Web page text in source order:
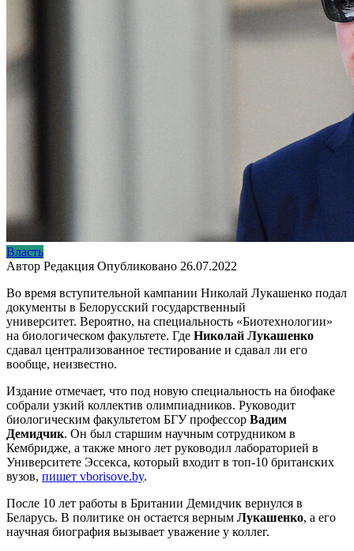
Власть
Автор Редакция Опубликовано 26.07.2022
Во время вступительной кампании Николай Лукашенко подал
документы в Белорусский государственный
университет. Вероятно, на специальность «Биотехнологии»
на биологическом факультете. Где Николай Лукашенко
сдавал централизованное тестирование и сдавал ли его
вообще, неизвестно.
Издание отмечает, что под новую специальность на биофаке
собрали узкий коллектив олимпиадников. Руководит
биологическим факультетом БГУ профессор Вадим
Демидчик. Он был старшим научным сотрудником в
Кембридже, а также много лет руководил лабораторией в
Университете Эссекса, который входит в топ-10 британских
вузов, пишет vborisove.by.
После 10 лет работы в Британии Демидчик вернулся в
Беларусь. В политике он остается верным Лукашенко, а его
научная биография вызывает уважение у коллег.